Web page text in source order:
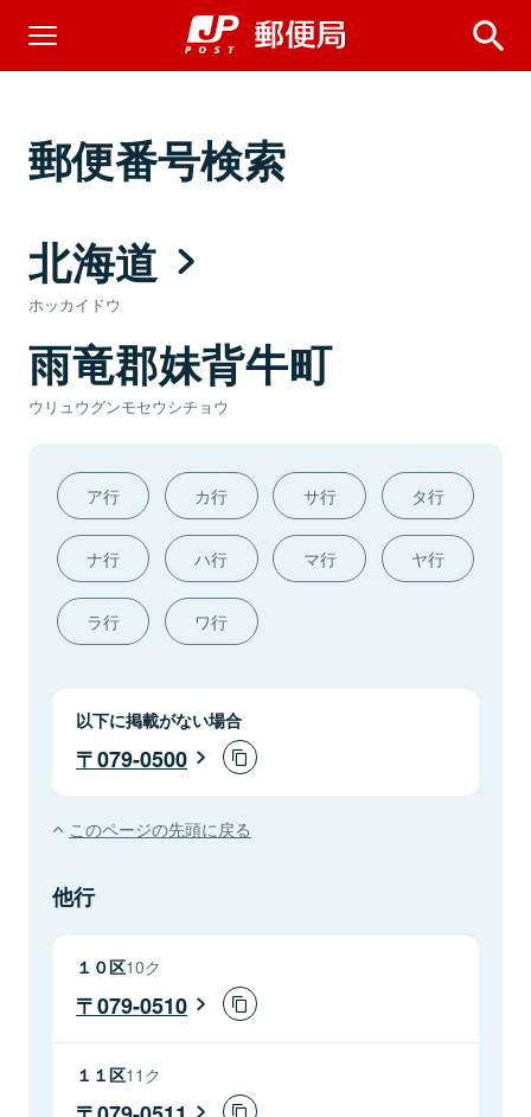
郵便番号検索
北海道
ホッカイドウ
雨竜郡妹背牛町
ウリュウグンモセウシチョウ
ア行 カ行 サ行 タ行
ナ行 ハ行 マ行 ヤ行
ラ行 ワ行
以下に掲載がない場合
079-0500
このページの先頭に戻る
他行
１０区10ク
079-0510
１１区11ク